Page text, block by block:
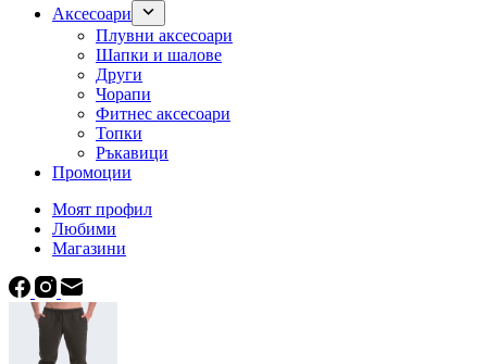
Аксесоари
Плувни аксесоари
Шапки и шалове
Други
Чорапи
Фитнес аксесоари
Топки
Ръкавици
Промоции
Моят профил
Любими
Магазини